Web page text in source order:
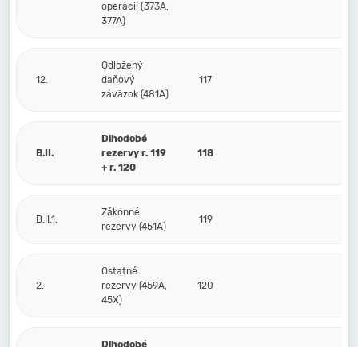
operácií (373A,
377A)
12.
Odložený
daňový
záväzok (481A)
117
B.II.
Dlhodobé
rezervy r. 119
+ r. 120
118
B.II.1.
Zákonné
rezervy (451A)
119
2.
Ostatné
rezervy (459A,
45X)
120
Dlhodobé